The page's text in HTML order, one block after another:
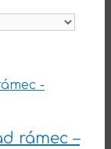
rámec –